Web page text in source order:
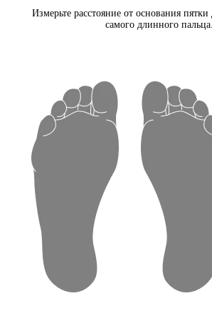
Измерьте расстояние от основания
самого длинного пальца.